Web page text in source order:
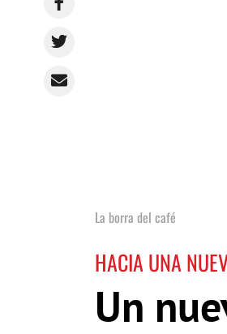
La borra del café
HACIA UNA
Un